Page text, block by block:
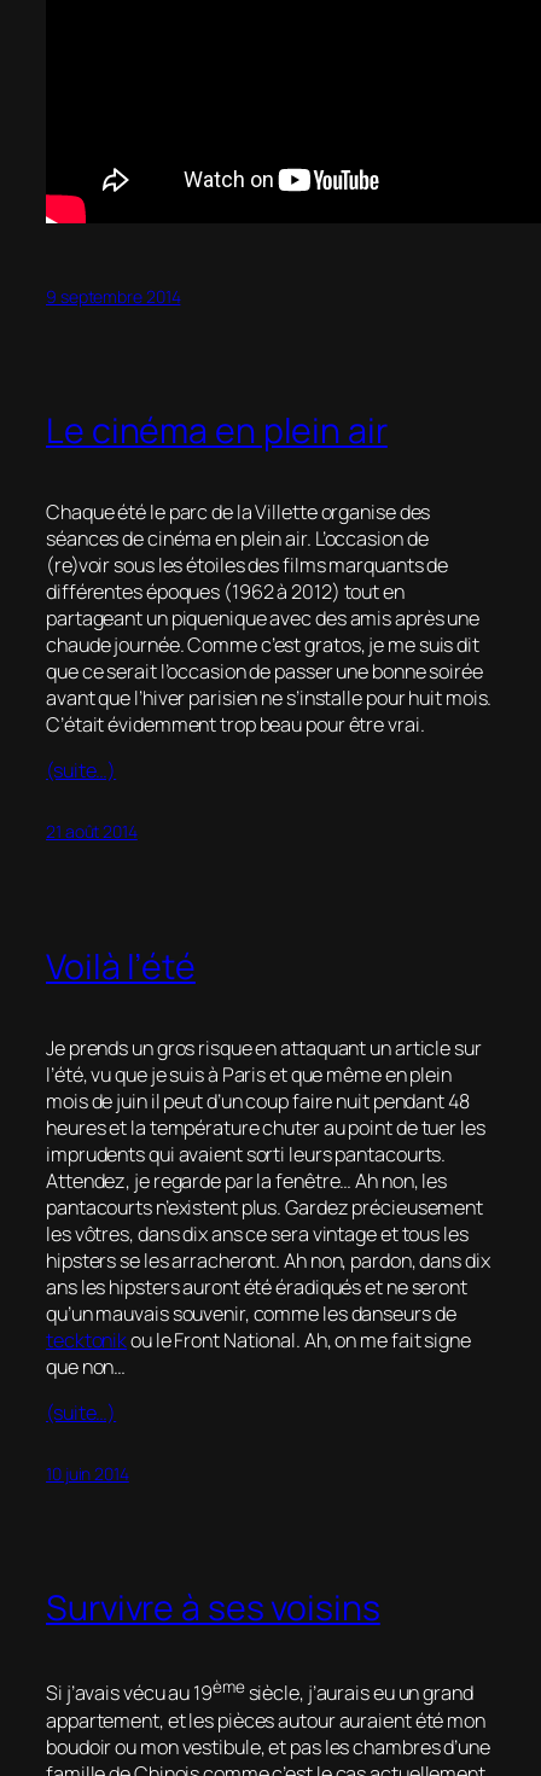
9 septembre 2014
Le cinéma en plein air
Chaque été le parc de la Villette organise des
séances de cinéma en plein air. L’occasion de
(re)voir sous les étoiles des films marquants de
différentes époques (1962 à 2012) tout en
partageant un piquenique avec des amis après une
chaude journée. Comme c’est gratos, je me suis dit
que ce serait l’occasion de passer une bonne soirée
avant que l’hiver parisien ne s’installe pour huit mois.
C’était évidemment trop beau pour être vrai.
(suite…)
21 août 2014
Voilà l’été
Je prends un gros risque en attaquant un article sur
l’été, vu que je suis à Paris et que même en plein
mois de juin il peut d’un coup faire nuit pendant 48
heures et la température chuter au point de tuer les
imprudents qui avaient sorti leurs pantacourts.
Attendez, je regarde par la fenêtre… Ah non, les
pantacourts n’existent plus. Gardez précieusement
les vôtres, dans dix ans ce sera vintage et tous les
hipsters se les arracheront. Ah non, pardon, dans dix
ans les hipsters auront été éradiqués et ne seront
qu’un mauvais souvenir, comme les danseurs de
tecktonikou le Front National. Ah, on me fait signe
que non…
(suite…)
10 juin 2014
Survivre à ses voisins
Si j’avais vécu au 19èmesiècle, j’aurais eu un grand
appartement, et les pièces autour auraient été mon
boudoir ou mon vestibule, et pas les chambres d’une